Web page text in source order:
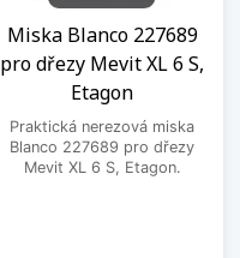
Miska Blanco 227689
pro dřezy Mevit XL 6 S,
Etagon
Praktická nerezová miska
Blanco 227689 pro dřezy
Mevit XL 6 S, Etagon.